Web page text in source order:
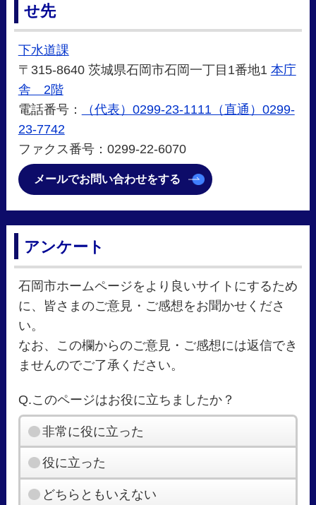
せ先
下水道課
〒315-8640 茨城県石岡市石岡一丁目1番地1 本庁
舎 2階
電話番号：
（代表）0299-23-1111（直通）0299-
23-7742
ファクス番号：0299-22-6070
メールでお問い合わせをする
アンケート
石岡市ホームページをより良いサイトにするため
に、皆さまのご意見・ご感想をお聞かせくださ
い。
なお、この欄からのご意見・ご感想には返信でき
ませんのでご了承ください。
Q.このページはお役に立ちましたか？
非常に役に立った
役に立った
どちらともいえない